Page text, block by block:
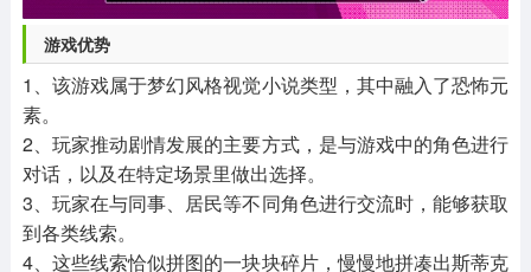
游戏优势
1、该游戏属于梦幻风格视觉小说类型，其中融入了恐怖元
素。
2、玩家推动剧情发展的主要方式，是与游戏中的角色进行
对话，以及在特定场景里做出选择。
3、玩家在与同事、居民等不同角色进行交流时，能够获取
到各类线索。
4、这些线索恰似拼图的一块块碎片，慢慢地拼凑出斯蒂克